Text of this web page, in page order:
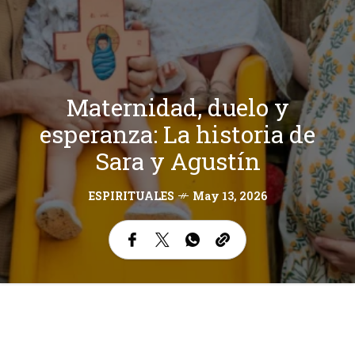
Maternidad, duelo y
esperanza: La historia de
Sara y Agustín
ESPIRITUALES May 13, 2026